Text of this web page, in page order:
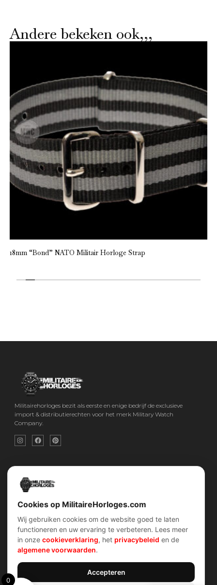
Andere bekeken ook,,,
18mm “Bond” NATO Militair Horloge Strap
Militairehorloges bezit als eerste en enige bedrijf de exclusieve
import & distributierechten voor het merk Military Watch
Company.
Snel menu
Home
Over ons
Contact
Shop
Categorieën
klantenservice
Verzend & retour
Garantiebeleid
Privacybeleid
Verhalen
Duikers horloges
Cookies op MilitaireHorloges.com
Wij gebruiken cookies om de website goed te laten
functioneren en uw ervaring te verbeteren. Lees meer
in onze cookieverklaring, het privacybeleid en de
algemene voorwaarden.
Accepteren
0